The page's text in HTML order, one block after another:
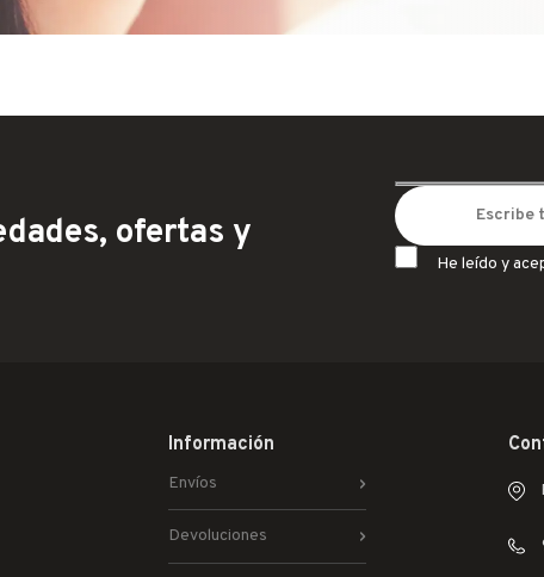
ofertas y
He leído y
Información
Envíos
Devoluciones